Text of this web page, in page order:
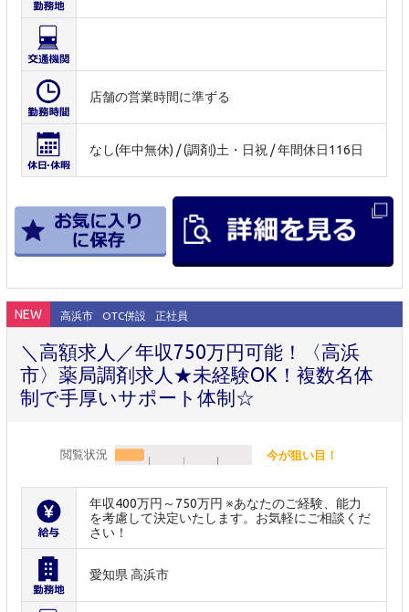
店舗の営業時間に準ずる
なし(年中無休) / (調剤)土・日祝 / 年間休日116日
NEW 高浜市 OTC併設 正社員
＼高額求人／年収750万円可能！〈高浜
市〉薬局調剤求人★未経験OK！複数名体
制で手厚いサポート体制☆
閲覧状況 今が狙い目！
年収400万円～750万円 ※あなたのご経験、能力
を考慮して決定いたします。お気軽にご相談くだ
さい！
愛知県 高浜市